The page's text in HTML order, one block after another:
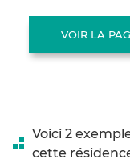
VOIR LA
Voici 2
cette